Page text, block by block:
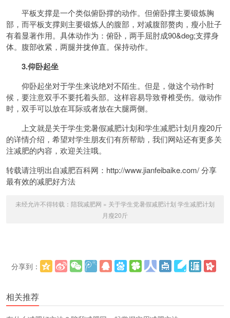
平板支撑是一个类似俯卧撑的动作。但俯卧撑主要锻炼胸
部，而平板支撑则主要锻炼人的腹部，对减腹部赘肉，瘦小肚子
有着显著作用。具体动作为：俯卧，两手屈肘成90&deg;支撑身
体。腹部收紧，两腿并拢伸直。保持动作。
3.仰卧起坐
仰卧起坐对于学生来说绝对不陌生。但是，做这个动作时
候，要注意双手不要托着头部。这样容易导致脊椎受伤。做动作
时，双手可以放在耳际或者放在大腿两侧。
上文就是关于学生党暑假减肥计划和学生减肥计划月瘦20斤
的详情介绍，希望对学生朋友们有所帮助，我们网站还有更多关
注减肥的内容，欢迎关注哦。
转载请注明出自减肥百科网：http://www.jianfeibaike.com/ 分享
最有效的减肥好方法
未经允许不得转载： 陪我减肥网 » 关于学生党暑假减肥计划 学生减肥计划
月瘦20斤
分享到：
相关推荐